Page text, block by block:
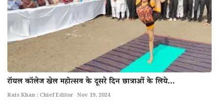
राॅयल काॅलेज खेल महोत्सव के दूसरे दिन छात्राओं के लिये...
Rais Khan : Chief Editor Nov 19, 2024